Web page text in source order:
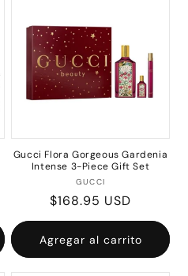
Gucci Flora Gorgeous Gardenia
Intense 3-Piece Gift Set
Proveedor:
GUCCI
Precio
habitual
$168.95 USD
Agregar al carrito